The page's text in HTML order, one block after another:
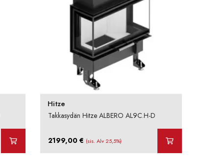
Hitze
Takkasydän Hitze ALBERO AL9C.H-D
2199,00€ (sis. Alv 25,5%)